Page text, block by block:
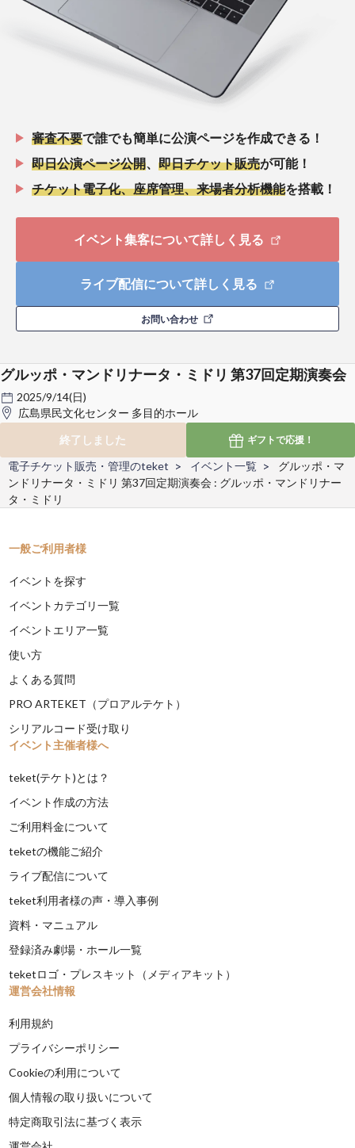
審査不要で誰でも簡単に公演ページを作成できる！
即日公演ページ公開
即日チケット販売が可能！
チケット電子化、座席管理、来場者分析機能を搭載！
イベント集客について詳しく見る
ライブ配信について詳しく見る
お問い合わせ
グルッポ・マンドリナータ・ミドリ 第37回定期演奏会
2025/9/14(日)
広島県民文化センター 多目的ホール
終了しました
ギフトで応援！
電子チケット販売・管理のteket イベント一覧
グルッポ・マ
ンドリナータ・ミドリ 第37回定期演奏会 : グルッポ・マンドリナー
タ・ミドリ
一般ご利用者様
イベントを探す
イベントカテゴリ一覧
イベントエリア一覧
使い方
よくある質問
PRO ARTEKET（プロアルテケト）
シリアルコード受け取り
イベント主催者様へ
teket(テケト)とは？
イベント作成の方法
ご利用料金について
teketの機能ご紹介
ライブ配信について
teket利用者様の声・導入事例
資料・マニュアル
登録済み劇場・ホール一覧
teketロゴ・プレスキット（メディアキット）
運営会社情報
利用規約
プライバシーポリシー
Cookieの利用について
個人情報の取り扱いについて
特定商取引法に基づく表示